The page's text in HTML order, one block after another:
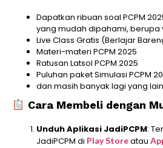
Dapatkan ribuan soal PCPM
yang mudah dipahami, berupa
Live Class Gratis (Berlajar
Materi-materi PCPM 2025
Ratusan Latsol PCPM 2025
Puluhan paket Simulasi PCPM
dan masih banyak lagi yang
Cara Membeli dengan
Unduh Aplikasi JadiPCPM:
JadiPCPM di Play Storeatau